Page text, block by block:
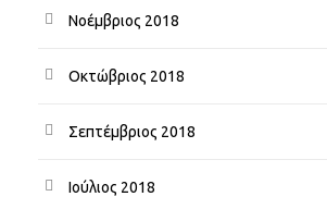
Νοέμβριος 2018
Οκτώβριος 2018
Σεπτέμβριος 2018
Ιούλιος 2018